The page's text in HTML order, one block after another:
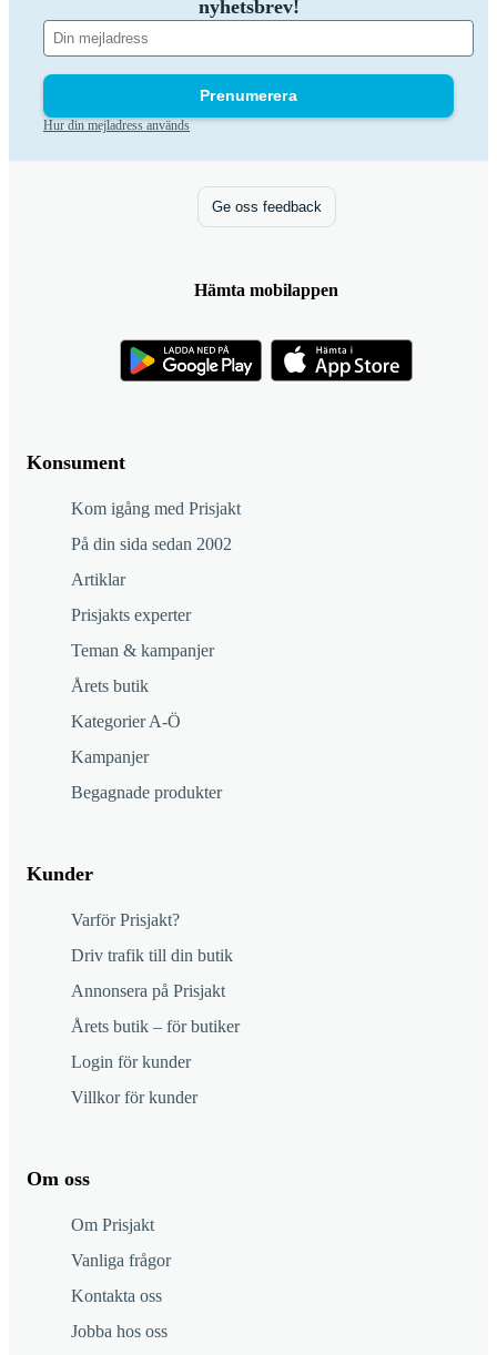
nyhetsbrev!
Prenumerera
Hur din mejladress används
Konsument
Kom igång med Prisjakt
På din sida sedan 2002
Artiklar
Prisjakts experter
Teman & kampanjer
Årets butik
Kategorier A-Ö
Kampanjer
Begagnade produkter
Kunder
Varför Prisjakt?
Driv trafik till din butik
Annonsera på Prisjakt
Årets butik – för butiker
Login för kunder
Villkor för kunder
Om oss
Om Prisjakt
Vanliga frågor
Kontakta oss
Jobba hos oss
Ge oss feedback
Hämta mobilappen